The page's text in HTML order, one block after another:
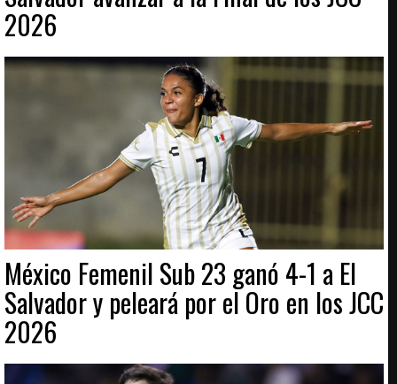
2026
México Femenil Sub 23 ganó 4-1 a El
Salvador y peleará por el Oro en los JCC
2026